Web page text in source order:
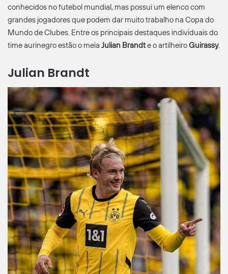
conhecidos no futebol mundial, mas possui um elenco com
grandes jogadores que podem dar muito trabalho na Copa do
Mundo de Clubes. Entre os principais destaques individuais do
time aurinegro estão o meia Julian Brandte o artilheiroGuirassy.
Julian Brandt